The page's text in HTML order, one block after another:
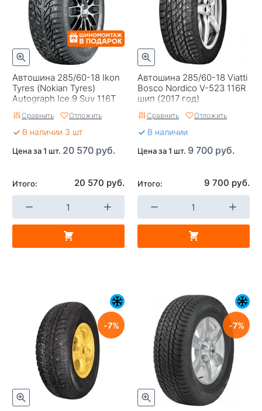
Автошина 285/60-18 Ikon
Tyres (Nokian Tyres)
Autograph Ice 9 Suv 116T
Шип
Сравнить Отложить
В наличии 3 шт
Цена за 1 шт. 20 570 руб.
Итого: 20 570 руб.
Автошина 285/60-18 Viatti
Bosco Nordico V-523 116R
шип (2017 год)
Сравнить Отложить
В наличии
Цена за 1 шт. 9 700 руб.
Итого: 9 700 руб.
7 7